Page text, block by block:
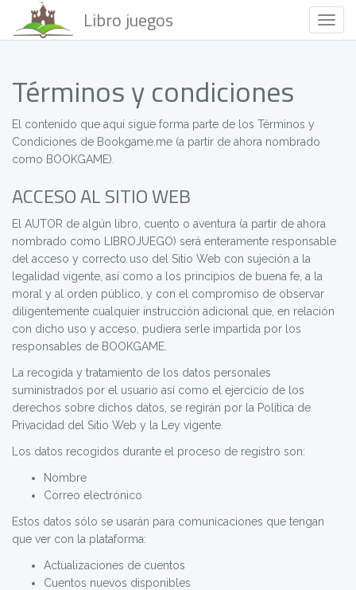
Libro juegos
Términos y condiciones
El contenido que aquí sigue forma parte de los Términos y
Condiciones de Bookgame.me (a partir de ahora nombrado
como BOOKGAME).
ACCESO AL SITIO WEB
El AUTOR de algún libro, cuento o aventura (a partir de ahora
nombrado como LIBROJUEGO) será enteramente responsable
del acceso y correcto uso del Sitio Web con sujeción a la
legalidad vigente, así como a los principios de buena fe, a la
moral y al orden público, y con el compromiso de observar
diligentemente cualquier instrucción adicional que, en relación
con dicho uso y acceso, pudiera serle impartida por los
responsables de BOOKGAME.
La recogida y tratamiento de los datos personales
suministrados por el usuario así como el ejercicio de los
derechos sobre dichos datos, se regirán por la Política de
Privacidad del Sitio Web y la Ley vigente.
Los datos recogidos durante el proceso de registro son:
Nombre
Correo electrónico
Estos datos sólo se usarán para comunicaciones que tengan
que ver con la plataforma:
Actualizaciones de cuentos
Cuentos nuevos disponibles